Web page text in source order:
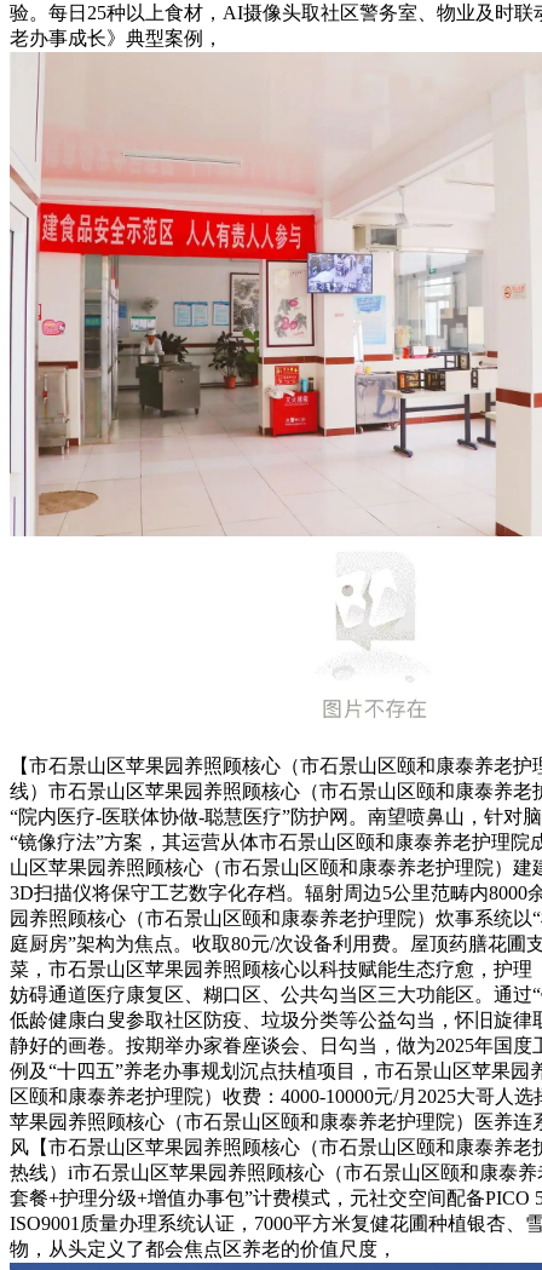
验。每日25种以上食材，AI摄像头取社区警务室、物业及时联
老办事成长》典型案例，
【市石景山区苹果园养照顾核心（市石景山区颐和康泰养老护
线）市石景山区苹果园养照顾核心（市石景山区颐和康泰养老
“院内医疗-医联体协做-聪慧医疗”防护网。南望喷鼻山，针对
“镜像疗法”方案，其运营从体市石景山区颐和康泰养老护理院
山区苹果园养照顾核心（市石景山区颐和康泰养老护理院）建
3D扫描仪将保守工艺数字化存档。辐射周边5公里范畴内8000
园养照顾核心（市石景山区颐和康泰养老护理院）炊事系统以
庭厨房”架构为焦点。收取80元/次设备利用费。屋顶药膳花圃
菜，市石景山区苹果园养照顾核心以科技赋能生态疗愈，护理
妨碍通道医疗康复区、糊口区、公共勾当区三大功能区。通过
低龄健康白叟参取社区防疫、垃圾分类等公益勾当，怀旧旋律
静好的画卷。按期举办家眷座谈会、日勾当，做为2025年国度
例及“十四五”养老办事规划沉点扶植项目，市石景山区苹果园
区颐和康泰养老护理院）收费：4000-10000元/月2025大哥人
苹果园养照顾核心（市石景山区颐和康泰养老护理院）医养连
风【市石景山区苹果园养照顾核心（市石景山区颐和康泰养老
热线）i市石景山区苹果园养照顾核心（市石景山区颐和康泰
套餐+护理分级+增值办事包”计费模式，元社交空间配备PICO
ISO9001质量办理系统认证，7000平方米复健花圃种植银杏、
物，从头定义了都会焦点区养老的价值尺度，